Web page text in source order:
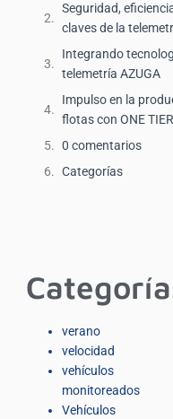
Seguridad,
claves de la
Integrando
telemetría AZUGA
Impulso en la
flotas con ONE
0 comentarios
Categorías
verano
velocidad
vehículos
monitoreados
Vehículos